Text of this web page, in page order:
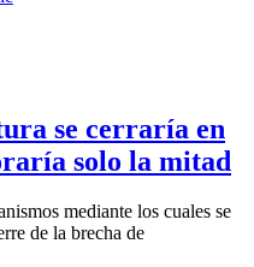
se cerraría en
solo la mitad
mediante los cuales se
de la brecha de